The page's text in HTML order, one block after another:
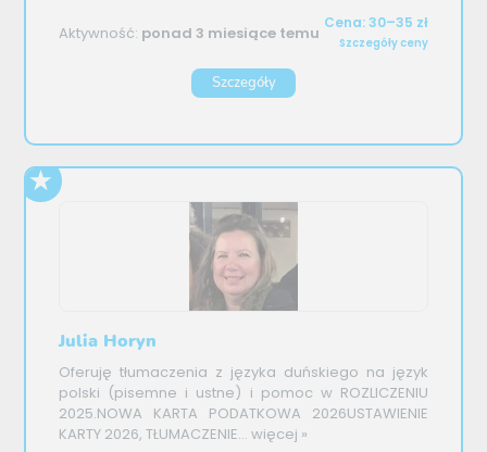
Aktywność: ponad 3 miesiące temu Cena: 30–35 zł
Szczegóły ceny
Szczegóły
Julia Horyn
Oferuję tłumaczenia z języka duńskiego na język
polski (pisemne i ustne) i pomoc w ROZLICZENIU
2025.NOWA KARTA PODATKOWA 2026USTAWIENIE
KARTY 2026, TŁUMACZENIE... więcej »